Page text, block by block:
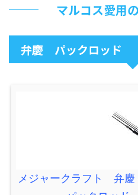
マルコス愛用
弁慶 パックロッド （
メジャークラフト 弁慶